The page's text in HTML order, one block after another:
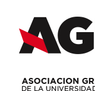
content